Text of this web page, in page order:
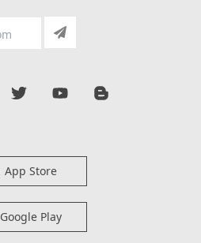
App Store
Google Play